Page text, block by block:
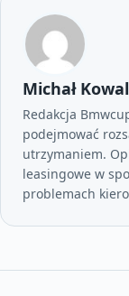
Michał
Redakcja
podejmować
utrzymaniem.
leasingowe w
problemach